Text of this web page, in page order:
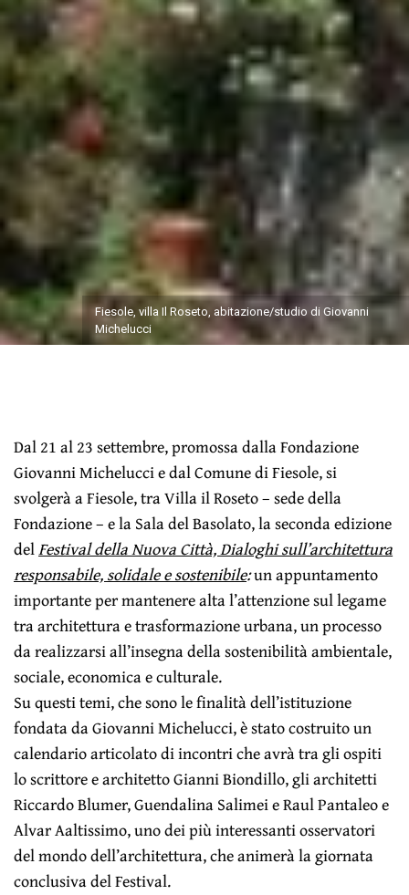
Fiesole, villa Il Roseto, abitazione/studio di Giovanni
Michelucci
Dal 21 al 23 settembre, promossa dalla Fondazione
Giovanni Michelucci e dal Comune di Fiesole, si
svolgerà a Fiesole, tra Villa il Roseto – sede della
Fondazione – e la Sala del Basolato, la seconda edizione
delFestival della Nuova Città, Dialoghi sull’architettura
responsabile, solidale e sostenibile:un appuntamento
importante per mantenere alta l’attenzione sul legame
tra architettura e trasformazione urbana, un processo
da realizzarsi all’insegna della sostenibilità ambientale,
sociale, economica e culturale.
Su questi temi, che sono le finalità dell’istituzione
fondata da Giovanni Michelucci, è stato costruito un
calendario articolato di incontri che avrà tra gli ospiti
lo scrittore e architetto Gianni Biondillo, gli architetti
Riccardo Blumer, Guendalina Salimei e Raul Pantaleo e
Alvar Aaltissimo, uno dei più interessanti osservatori
del mondo dell’architettura, che animerà la giornata
conclusiva del Festival.